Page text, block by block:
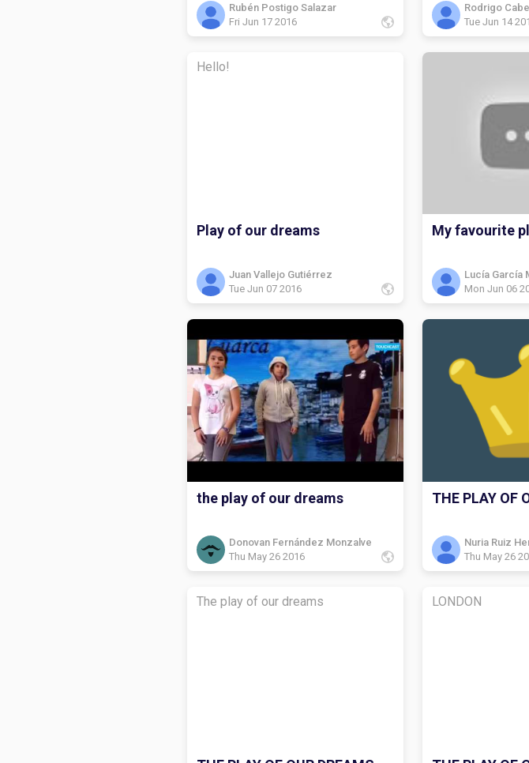
Rubén Postigo Salazar
Fri Jun 17 2016
Rodrigo
Tue Jun 14
Hello!
Play of our dreams
Juan Vallejo Gutiérrez
Tue Jun 07 2016
My favourite
Lucía García
Mon Jun 06
the play of our dreams
Donovan Fernández Monzalve
Thu May 26 2016
THE PLAY OF
Nuria Ruiz
Thu May 26
The play of our dreams LONDON